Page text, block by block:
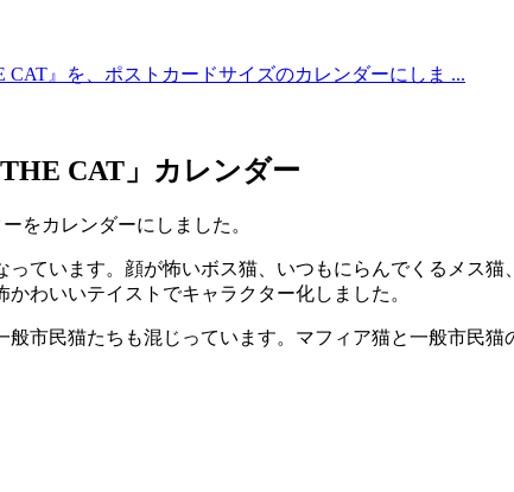
』を、ポストカードサイズのカレンダーにしま ...
CAT」カレンダー
をカレンダーにしました。
ています。顔が怖いボス猫、いつもにらんでくるメス
わいいテイストでキャラクター化しました。
市民猫たちも混じっています。マフィア猫と一般市民猫